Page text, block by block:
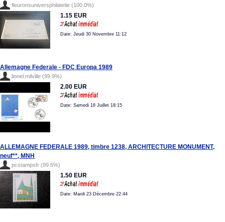
fleuronsuniversphilatelie (100.0%)
1.15 EUR
Date: Jeudi 30 Novembre 11:12
Allemagne Federale - FDC Europa 1989
lionel.milville (99.9%)
2.00 EUR
Date: Samedi 18 Juillet 18:15
ALLEMAGNE FEDERALE 1989, timbre 1238, ARCHITECTURE MONUMENT,
neuf**, MNH
pcstampsfr (99.5%)
1.50 EUR
Date: Mardi 23 Décembre 22:44